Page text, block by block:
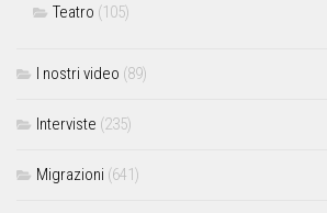
Teatro (105)
I nostri video (89)
Interviste (235)
Migrazioni (641)